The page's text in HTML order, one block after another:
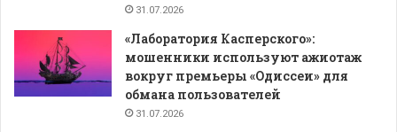
31.07.2026
«Лаборатория Касперского»:
мошенники используют ажиотаж
вокруг премьеры «Одиссеи» для
обмана пользователей
31.07.2026